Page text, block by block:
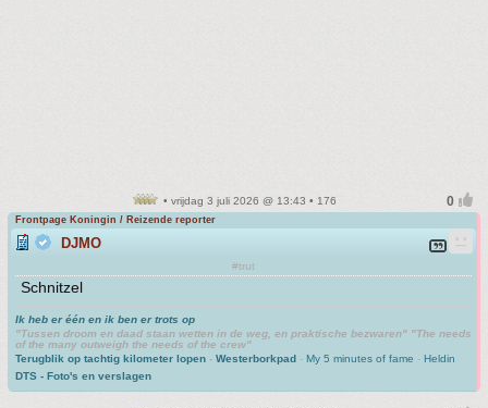
• vrijdag 3 juli 2026 @ 13:43 • 176
Frontpage Koningin / Reizende reporter
DJMO
#trut
Schnitzel
Ik heb er één en ik ben er trots op
"Tussen droom en daad staan wetten in de weg, en praktische bezwaren" "The needs
of the many outweigh the needs of the crew"
Terugblik op tachtig kilometer lopen - Westerborkpad - My 5 minutes of fame - Heldin
DTS - Foto's en verslagen